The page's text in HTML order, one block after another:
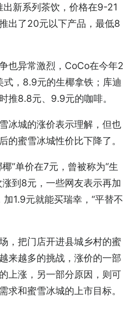
出新系列茶饮，价格在9-21
出了20元以下产品，最低8
也异常激烈，CoCo在今年2
式，8.9元的生椰拿铁；库迪
推8.8元、9.9元的咖啡。
冰城的涨价表示理解，但也
的蜜雪冰城性价比下降了。
”单价在7元，曾被称为“生
到8元，一些网友表示再加
1.9元就能买瑞幸，“平替不
，把门店开进县城乡村的蜜
来越多的挑战，涨价的一部
上涨，另一部分原因，则可
求和蜜雪冰城的上市目标。